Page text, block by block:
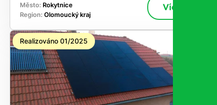
Město: Rokytnice
Region: Olomoucký kraj
Více
Realizováno 01/2025